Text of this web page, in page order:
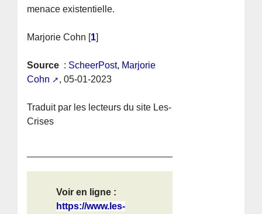
menace existentielle.
Marjorie Cohn [1]
Source : ScheerPost, Marjorie
Cohn
, 05-01-2023
Traduit par les lecteurs du site Les-
Crises
Voir en ligne :
https://www.les-